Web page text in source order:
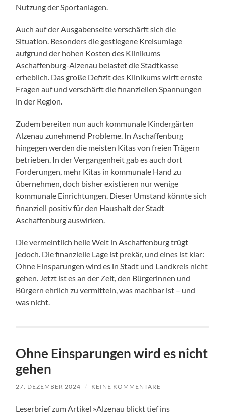
Nutzung der Sportanlagen.
Auch auf der Ausgabenseite verschärft sich die
Situation. Besonders die gestiegene Kreisumlage
aufgrund der hohen Kosten des Klinikums
Aschaffenburg-Alzenau belastet die Stadtkasse
erheblich. Das große Defizit des Klinikums wirft ernste
Fragen auf und verschärft die finanziellen Spannungen
in der Region.
Zudem bereiten nun auch kommunale Kindergärten
Alzenau zunehmend Probleme. In Aschaffenburg
hingegen werden die meisten Kitas von freien Trägern
betrieben. In der Vergangenheit gab es auch dort
Forderungen, mehr Kitas in kommunale Hand zu
übernehmen, doch bisher existieren nur wenige
kommunale Einrichtungen. Dieser Umstand könnte sich
finanziell positiv für den Haushalt der Stadt
Aschaffenburg auswirken.
Die vermeintlich heile Welt in Aschaffenburg trügt
jedoch. Die finanzielle Lage ist prekär, und eines ist klar:
Ohne Einsparungen wird es in Stadt und Landkreis nicht
gehen. Jetzt ist es an der Zeit, den Bürgerinnen und
Bürgern ehrlich zu vermitteln, was machbar ist – und
was nicht.
Ohne Einsparungen wird es nicht
gehen
27. DEZEMBER 2024 / KEINE KOMMENTARE
Leserbrief zum Artikel »Alzenau blickt tief ins